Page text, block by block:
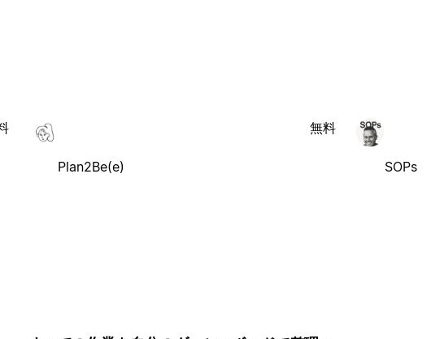
Plan2Be(e)
無料
SOPs